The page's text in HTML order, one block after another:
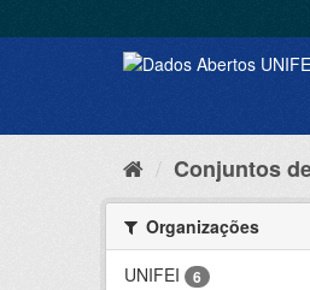
Conjuntos
Organizações
UNIFEI
6